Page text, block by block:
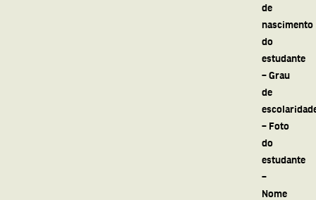
de
nascimento
do
estudante
– Grau
de
– Foto
do
estudante
–
Nome